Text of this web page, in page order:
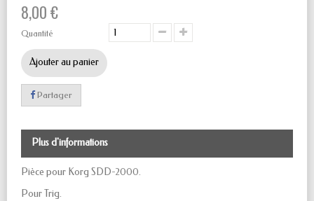
8,00 €
Quantité
Ajouter au panier
Partager
Plus d'informations
Pièce pour Korg SDD-2000.
Pour Trig.